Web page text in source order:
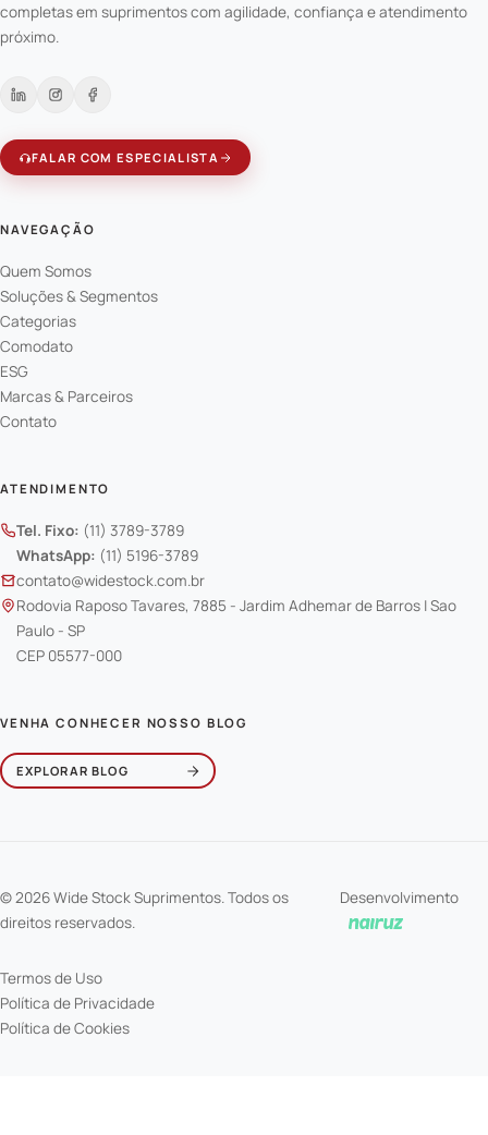
completas em suprimentos com agilidade, confiança e atendimento
próximo.
FALAR COM ESPECIALISTA
NAVEGAÇÃO
Quem Somos
Soluções & Segmentos
Categorias
Comodato
ESG
Marcas & Parceiros
Contato
ATENDIMENTO
Tel. Fixo: (11) 3789-3789
WhatsApp: (11) 5196-3789
contato@widestock.com.br
Rodovia Raposo Tavares, 7885 - Jardim Adhemar de Barros | Sao
Paulo - SP
CEP 05577-000
VENHA CONHECER NOSSO BLOG
EXPLORAR BLOG
© 2026 Wide Stock Suprimentos. Todos os
direitos reservados.
Desenvolvimento
Termos de Uso
Política de Privacidade
Política de Cookies